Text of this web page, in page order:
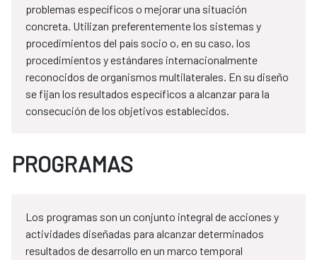
problemas específicos o mejorar una situación
concreta. Utilizan preferentemente los sistemas y
procedimientos del país socio o, en su caso, los
procedimientos y estándares internacionalmente
reconocidos de organismos multilaterales. En su diseño
se fijan los resultados específicos a alcanzar para la
consecución de los objetivos establecidos.
PROGRAMAS
Los programas son un conjunto integral de acciones y
actividades diseñadas para alcanzar determinados
resultados de desarrollo en un marco temporal